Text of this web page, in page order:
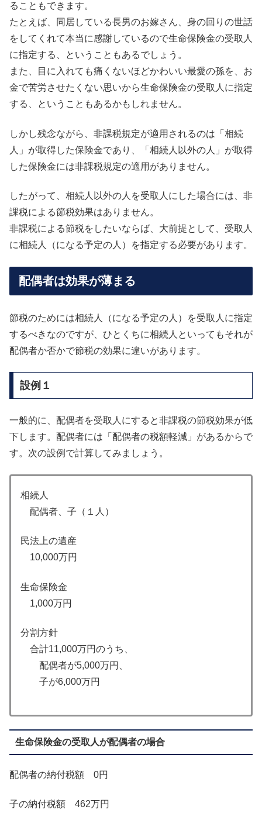
ることもできます。
たとえば、同居している長男のお嫁さん、身の回りの世話
をしてくれて本当に感謝しているので生命保険金の受取人
に指定する、ということもあるでしょう。
また、目に入れても痛くないほどかわいい最愛の孫を、お
金で苦労させたくない思いから生命保険金の受取人に指定
する、ということもあるかもしれません。
しかし残念ながら、非課税規定が適用されるのは「相続
人」が取得した保険金であり、「相続人以外の人」が取得
した保険金には非課税規定の適用がありません。
したがって、相続人以外の人を受取人にした場合には、非
課税による節税効果はありません。
非課税による節税をしたいならば、大前提として、受取人
に相続人（になる予定の人）を指定する必要があります。
配偶者は効果が薄まる
節税のためには相続人（になる予定の人）を受取人に指定
するべきなのですが、ひとくちに相続人といってもそれが
配偶者か否かで節税の効果に違いがあります。
設例１
一般的に、配偶者を受取人にすると非課税の節税効果が低
下します。配偶者には「配偶者の税額軽減」があるからで
す。次の設例で計算してみましょう。
相続人
配偶者、子（１人）
民法上の遺産
10,000万円
生命保険金
1,000万円
分割方針
合計11,000万円のうち、
配偶者が5,000万円、
子が6,000万円
生命保険金の受取人が配偶者の場合
配偶者の納付税額 0円
子の納付税額 462万円